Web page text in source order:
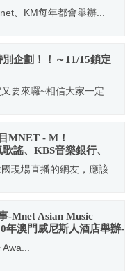
、KM每年都會舉辦...
企劃！！～11/15鎖定
要來囉~相信大家一定...
MNET - M！
謠、KBS音樂銀行、
榜規則、參加辦法說明!
現場直播的網友，應該
-Mnet Asian Music
年澳門威尼斯人酒店舉辦-